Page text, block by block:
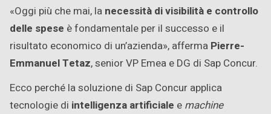
«Oggi più che mai, la necessità di visibilità e controllo
delle spese è fondamentale per il successo e il
risultato economico di un’azienda», afferma Pierre-
Emmanuel Tetaz, senior VP Emea e DG di Sap Concur.
Ecco perché la soluzione di Sap Concur applica
tecnologie di intelligenza artificiale e machine